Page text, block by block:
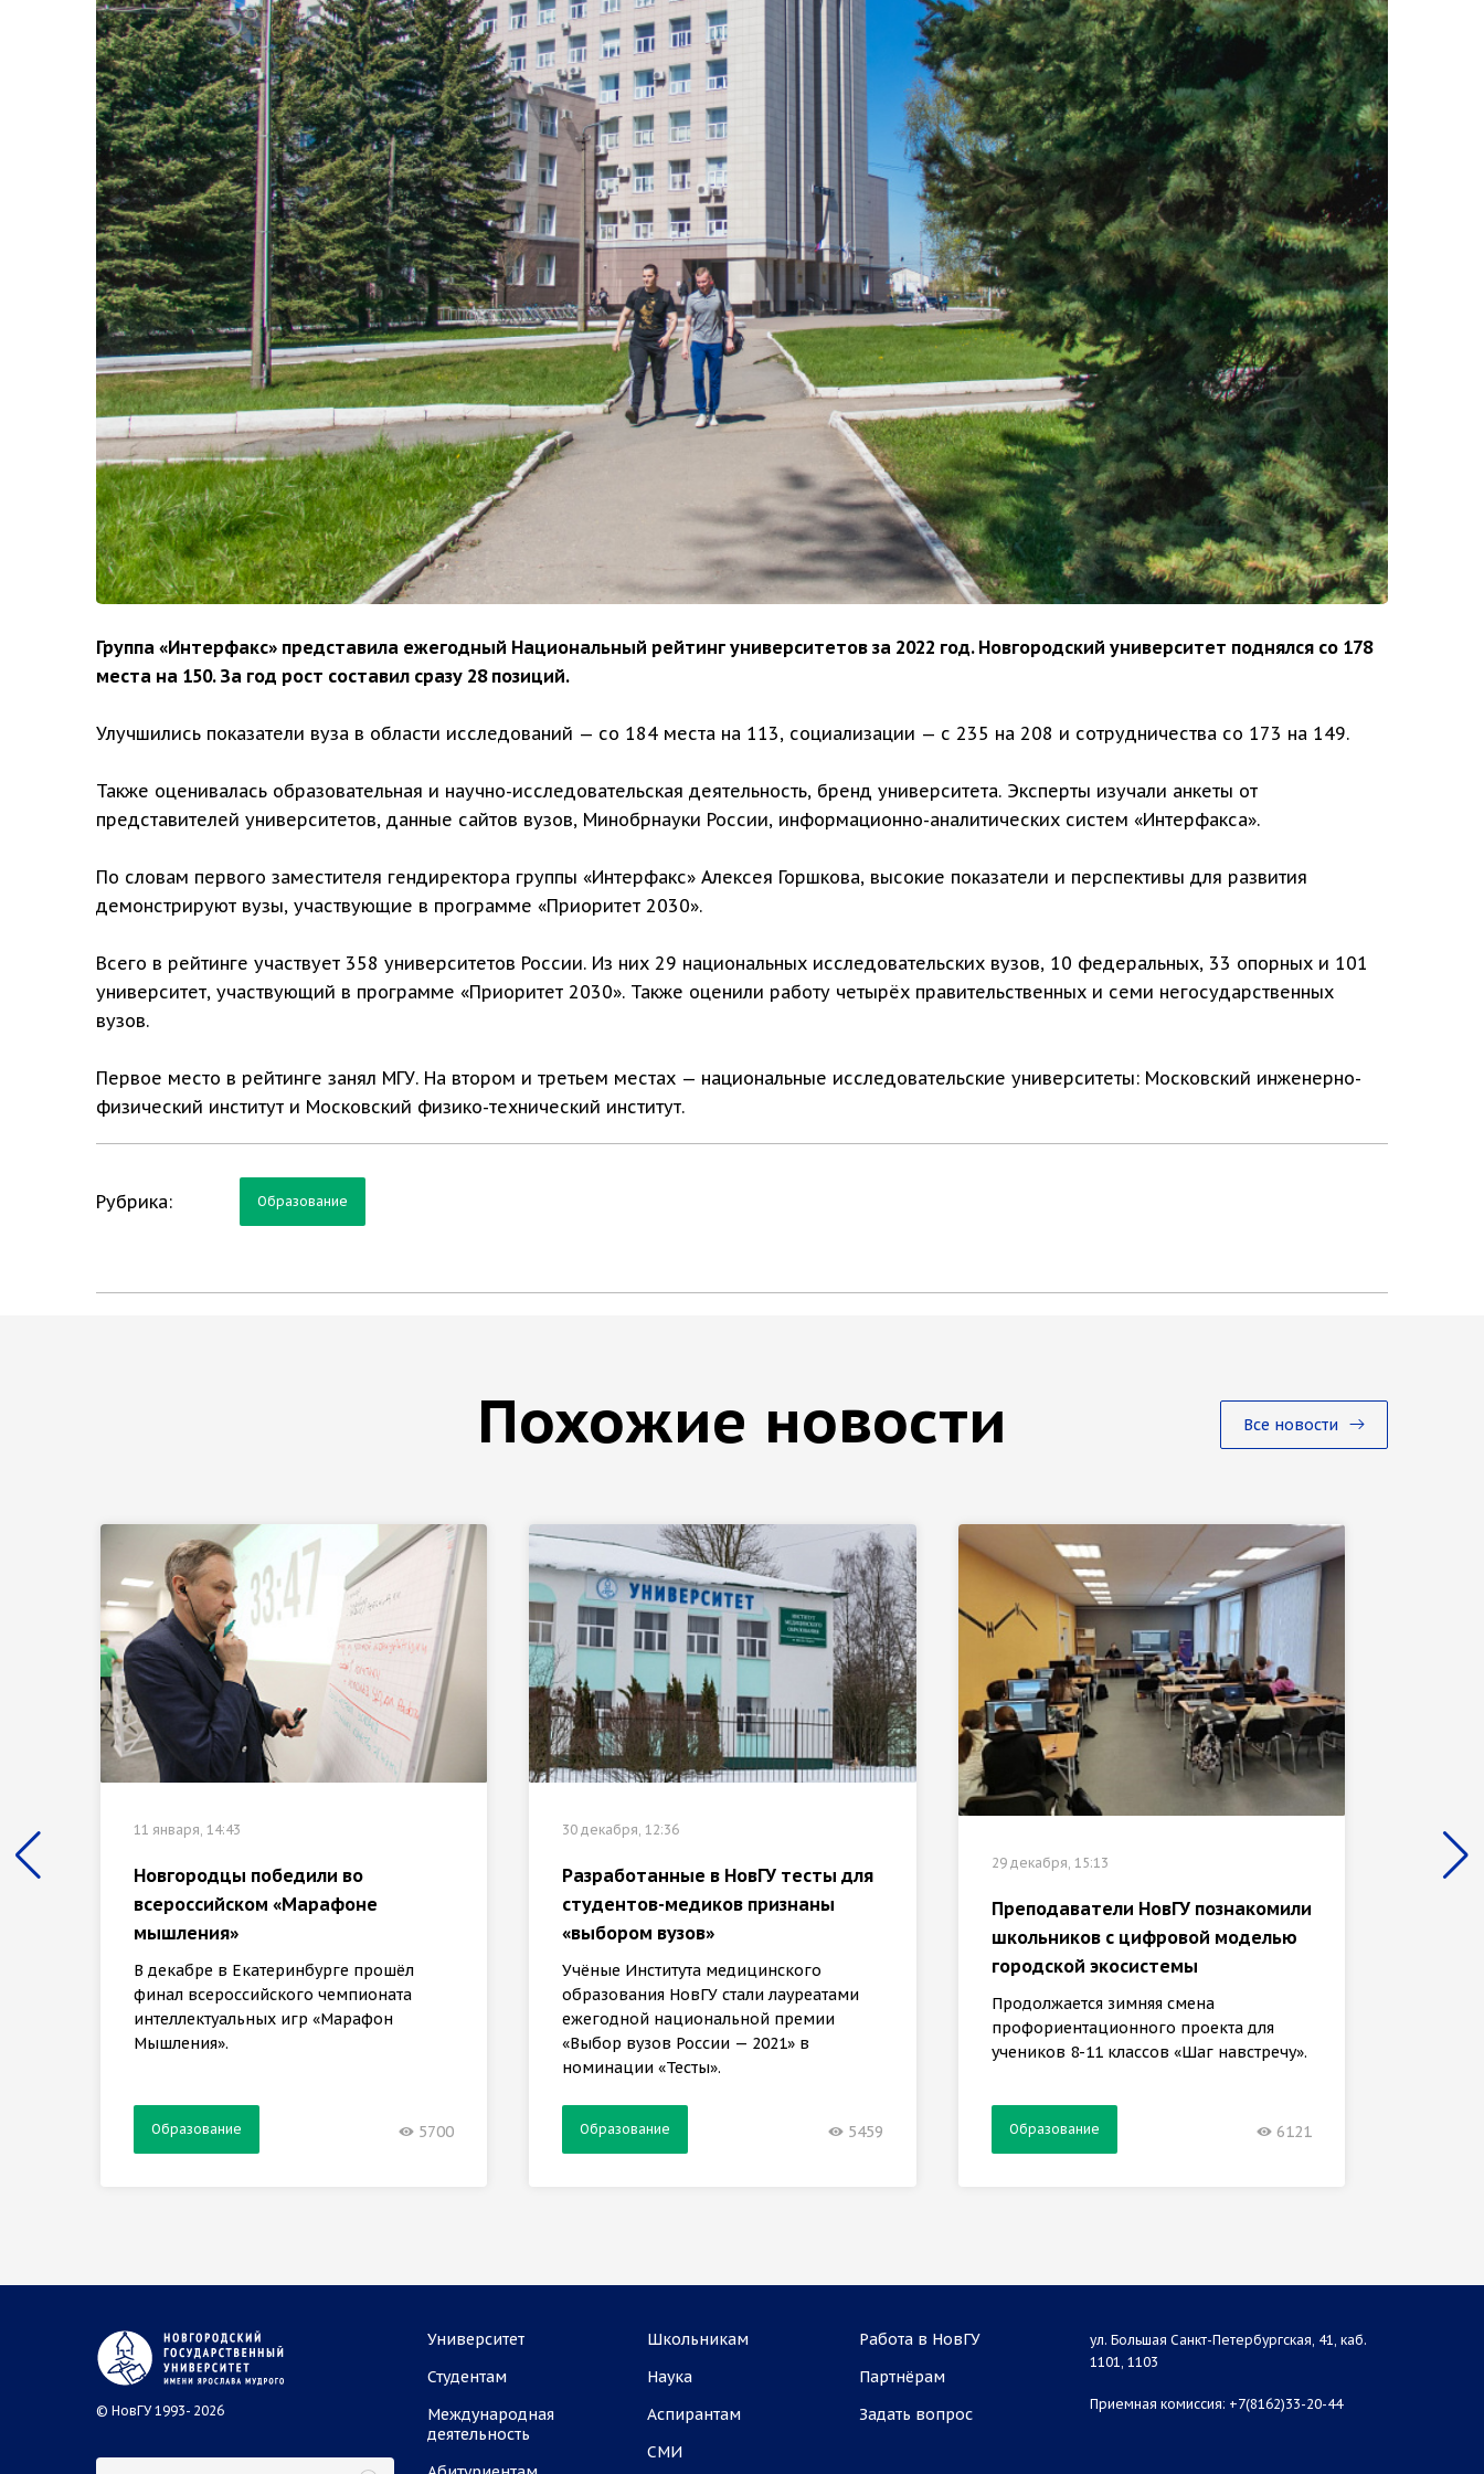
Группа «Интерфакс» представила ежегодный Национальный рейтинг университетов за 2022 год. Новгородский университет поднялся со 178
места на 150. За год рост составил сразу 28 позиций.
Улучшились показатели вуза в области исследований — со 184 места на 113, социализации — с 235 на 208 и сотрудничества со 173 на 149.
Также оценивалась образовательная и научно-исследовательская деятельность, бренд университета. Эксперты изучали анкеты от
представителей университетов, данные сайтов вузов, Минобрнауки России, информационно-аналитических систем «Интерфакса».
По словам первого заместителя гендиректора группы «Интерфакс» Алексея Горшкова, высокие показатели и перспективы для развития
демонстрируют вузы, участвующие в программе «Приоритет 2030».
Всего в рейтинге участвует 358 университетов России. Из них 29 национальных исследовательских вузов, 10 федеральных, 33 опорных и 101
университет, участвующий в программе «Приоритет 2030». Также оценили работу четырёх правительственных и семи негосударственных
вузов.
Первое место в рейтинге занял МГУ. На втором и третьем местах — национальные исследовательские университеты: Московский инженерно-
физический институт и Московский физико-технический институт.
Рубрика: Образование
Похожие новости Все новости
11 января, 14:43
Новгородцы победили во
всероссийском «Марафоне
мышления»
В декабре в Екатеринбурге прошёл
финал всероссийского чемпионата
интеллектуальных игр «Марафон
Мышления».
Образование 5700
30 декабря, 12:36
Разработанные в НовГУ тесты для
студентов-медиков признаны
«выбором вузов»
Учёные Института медицинского
образования НовГУ стали лауреатами
ежегодной национальной премии
«Выбор вузов России — 2021» в
номинации «Тесты».
Образование 5459
29 декабря, 15:13
Преподаватели НовГУ познакомили
школьников с цифровой моделью
городской экосистемы
Продолжается зимняя смена
профориентационного проекта для
учеников 8-11 классов «Шаг навстречу».
Образование 6121
29
ГИС-
© НовГУ 1993- 2026
Университет
Студентам
Международная
деятельность
Школьникам
Наука
Аспирантам
СМИ
Работа в НовГУ
Партнёрам
Задать вопрос
ул. Большая Санкт-Петербургская, 41, каб.
1101, 1103
Приемная комиссия: +7(8162)33-20-44